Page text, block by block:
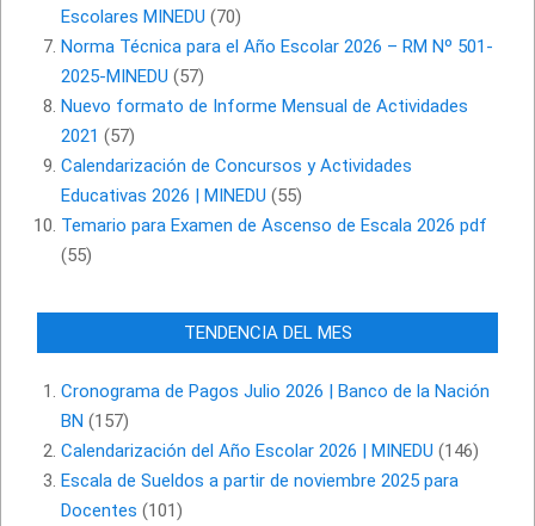
Escolares MINEDU (70)
Norma Técnica para el Año Escolar 2026 – RM Nº 501-
2025-MINEDU (57)
Nuevo formato de Informe Mensual de Actividades
2021 (57)
Calendarización de Concursos y Actividades
Educativas 2026 | MINEDU (55)
Temario para Examen de Ascenso de Escala 2026 pdf
(55)
TENDENCIA DEL MES
Cronograma de Pagos Julio 2026 | Banco de la Nación
BN (157)
Calendarización del Año Escolar 2026 | MINEDU (146)
Escala de Sueldos a partir de noviembre 2025 para
Docentes (101)